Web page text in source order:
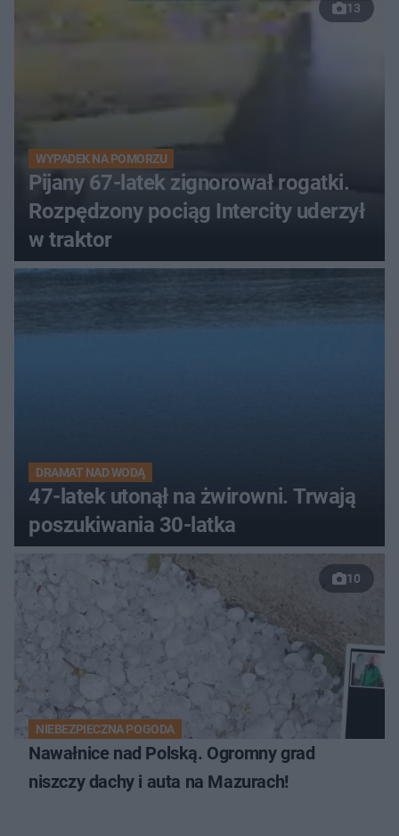
13
WYPADEK NA POMORZU
Pijany 67-latek zignorował rogatki.
Rozpędzony pociąg Intercity uderzył
w traktor
DRAMAT NAD WODĄ
47-latek utonął na żwirowni. Trwają
poszukiwania 30-latka
10
NIEBEZPIECZNA POGODA
Nawałnice nad Polską. Ogromny grad
niszczy dachy i auta na Mazurach!